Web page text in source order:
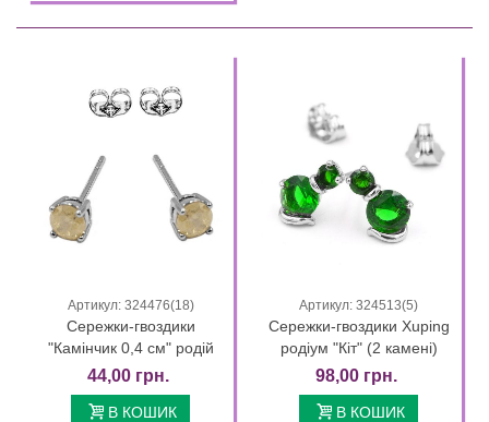
Артикул: 324476(18)
Сережки-гвоздики
"Камінчик 0,4 см" родій
44,00 грн.
В КОШИК
Артикул: 324513(5)
Сережки-гвоздики Xuping
родіум "Кіт" (2 камені)
98,00 грн.
В КОШИК